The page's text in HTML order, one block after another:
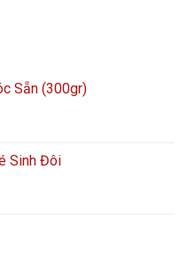
Sẵn (300gr)
Sinh Đôi